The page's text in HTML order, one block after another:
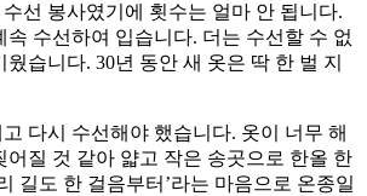
선 봉사였기에 횟수는 얼마 안 됩니다.
속 수선하여 입습니다. 더는 수선할 수 없
습니다. 30년 동안 새 옷은 딱 한 벌 지
다시 수선해야 했습니다. 옷이 너무 해
어질 것 같아 얇고 작은 송곳으로 한올 한
길도 한 걸음부터’라는 마음으로 온종일